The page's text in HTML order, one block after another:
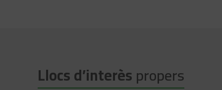
Llocs d’interèspropers